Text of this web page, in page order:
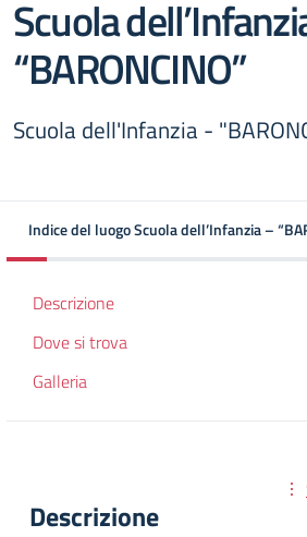
Scuola
“BARONCINO”
Scuola dell'Infanzia -
Indice del luogo Scuola dell’Infanzia –
Descrizione
Dove si trova
Galleria
Descrizione